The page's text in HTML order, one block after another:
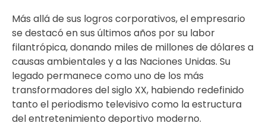
Más allá de sus logros corporativos, el empresario
se destacó en sus últimos años por su labor
filantrópica, donando miles de millones de dólares a
causas ambientales y a las Naciones Unidas. Su
legado permanece como uno de los más
transformadores del siglo XX, habiendo redefinido
tanto el periodismo televisivo como la estructura
del entretenimiento deportivo moderno.